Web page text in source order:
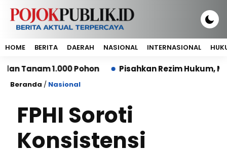
HOME BERITA DAERAH NASIONAL INTERNASIONAL
1.000 Pohon Pisahkan Rezim Hukum, MA:
Beranda / Nasional
FPHI Soroti
Konsistensi